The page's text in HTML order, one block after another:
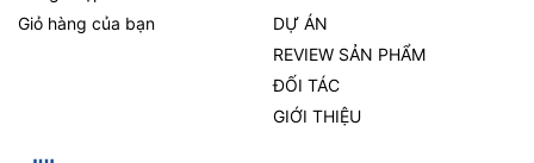
Giỏ hàng của bạn
DỰ ÁN
REVIEW SẢN PHẨM
ĐỐI TÁC
GIỚI THIỆU